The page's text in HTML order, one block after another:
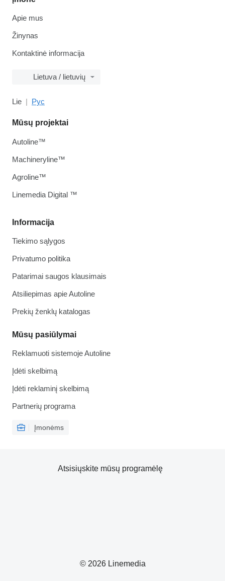
Apie mus
Žinynas
Kontaktinė informacija
Lietuva / lietuvių
Lie Рус
Informacija
Tiekimo sąlygos
Privatumo politika
Patarimai saugos klausimais
Atsiliepimas apie Autoline
Prekių ženklų katalogas
Mūsų pasiūlymai
Reklamuoti sistemoje Autoline
Įdėti skelbimą
Įdėti reklaminį skelbimą
Partnerių programa
Įmonėms
Mūsų projektai
Autoline™
Machineryline™
Agroline™
Linemedia Digital ™
© 2026 Linemedia
Atsisiųskite mūsų programėlę